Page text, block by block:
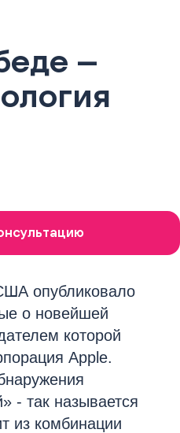
–
опубликовало
о новейшей
которой
Apple.
- так называется
из комбинации